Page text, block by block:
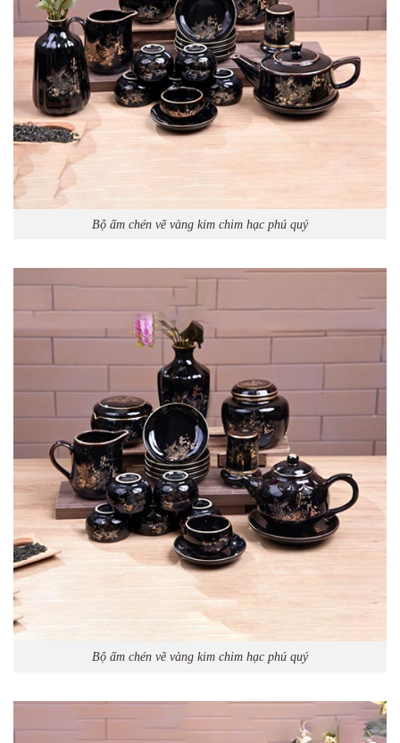
Bộ ấm chén vẽ vàng kim chim hạc phú quý
Bộ ấm chén vẽ vàng kim chim hạc phú quý